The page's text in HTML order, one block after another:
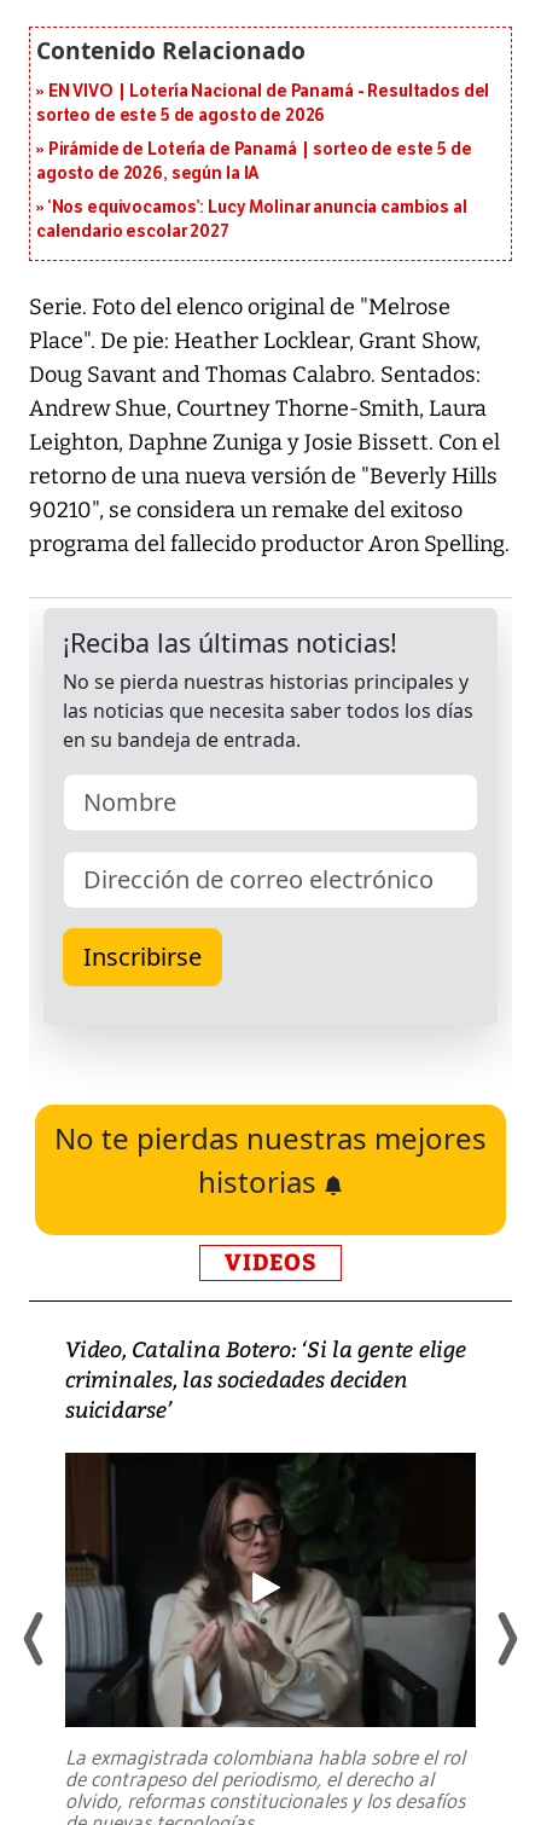
EN VIVO | Lotería Nacional de Panamá - Resultados del
sorteo de este 5 de agosto de 2026
Pirámide de Lotería de Panamá | sorteo de este 5 de
agosto de 2026, según la IA
‘Nos equivocamos’: Lucy Molinar anuncia cambios al
calendario escolar 2027
Serie. Foto del elenco original de "Melrose
Place". De pie: Heather Locklear, Grant Show,
Doug Savant and Thomas Calabro. Sentados:
Andrew Shue, Courtney Thorne-Smith, Laura
Leighton, Daphne Zuniga y Josie Bissett. Con el
retorno de una nueva versión de "Beverly Hills
90210", se considera un remake del exitoso
programa del fallecido productor Aron Spelling.
No te pierdas nuestras mejores
historias
VIDEOS
Video, Catalina Botero: ‘Si la gente elige
criminales, las sociedades deciden
suicidarse’
La exmagistrada colombiana habla sobre el rol
de contrapeso del periodismo, el derecho al
olvido, reformas constitucionales y los desafíos